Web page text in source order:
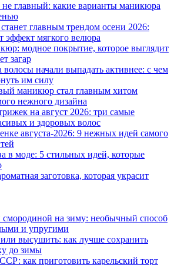
главный: какие варианты маникюра
главным трендом осени 2026:
эффект мягкого велюра
модное покрытие, которое выглядит
загар
волосы начали выпадать активнее: с чем
им силу
маникюр стал главным хитом
нежного дизайна
на август 2026: три самые
и здоровых волос
августа-2026: 9 нежных идей самого
в моде: 5 стильных идей, которые
заготовка, которая украсит
на зиму: необычный способ
и упругими
высушить: как лучше сохранить
до зимы
как приготовить карельский торт